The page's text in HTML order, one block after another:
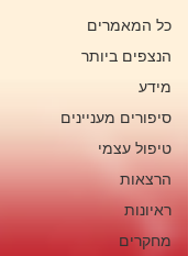
כל המאמרים
הנצפים ביותר
מידע
סיפורים מעניינים
טיפול עצמי
הרצאות
ראיונות
מחקרים